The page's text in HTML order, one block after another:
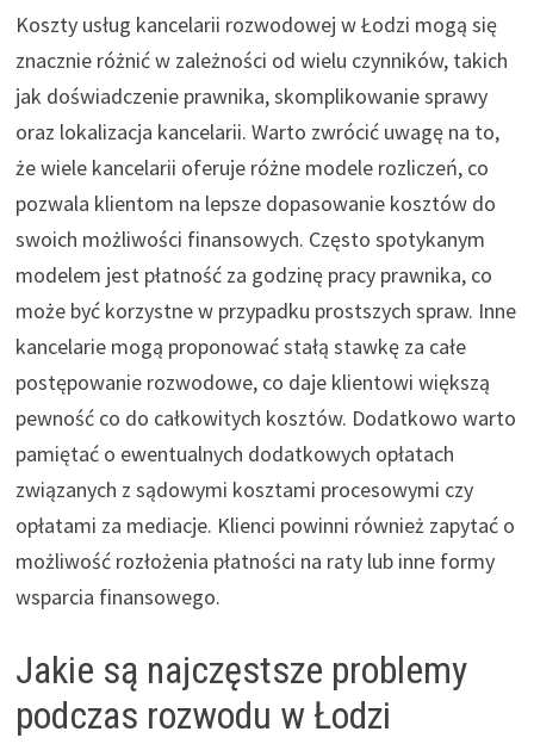
Koszty usług kancelarii rozwodowej w Łodzi mogą się
znacznie różnić w zależności od wielu czynników, takich
jak doświadczenie prawnika, skomplikowanie sprawy
oraz lokalizacja kancelarii. Warto zwrócić uwagę na to,
że wiele kancelarii oferuje różne modele rozliczeń, co
pozwala klientom na lepsze dopasowanie kosztów do
swoich możliwości finansowych. Często spotykanym
modelem jest płatność za godzinę pracy prawnika, co
może być korzystne w przypadku prostszych spraw. Inne
kancelarie mogą proponować stałą stawkę za całe
postępowanie rozwodowe, co daje klientowi większą
pewność co do całkowitych kosztów. Dodatkowo warto
pamiętać o ewentualnych dodatkowych opłatach
związanych z sądowymi kosztami procesowymi czy
opłatami za mediacje. Klienci powinni również zapytać o
możliwość rozłożenia płatności na raty lub inne formy
wsparcia finansowego.
Jakie są najczęstsze problemy
podczas rozwodu w Łodzi